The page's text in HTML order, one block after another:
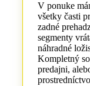
V ponuke
všetky časti
zadné
segmenty
náhradné
Kompletný
predajni,